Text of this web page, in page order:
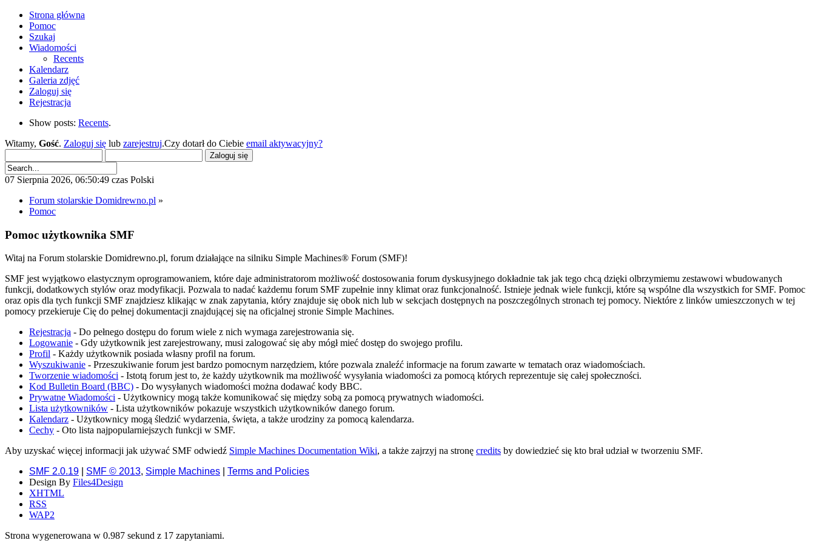
Strona główna
Pomoc
Szukaj
Wiadomości
Recents
Kalendarz
Galeria zdjęć
Zaloguj się
Rejestracja
Show posts: Recents.
Witamy, Gość. Zaloguj się lub zarejestruj.Czy dotarł do Ciebie email aktywacyjny?
07 Sierpnia 2026, 06:50:49 czas Polski
Forum stolarskie Domidrewno.pl »
Pomoc
Pomoc użytkownika SMF
Witaj na Forum stolarskie Domidrewno.pl, forum działające na silniku Simple Machines® Forum (SMF)!
SMF jest wyjątkowo elastycznym oprogramowaniem, które daje administratorom możliwość dostosowania forum dyskusyjnego dokładnie tak jak tego chcą dzięki olbrzymiemu zestawowi wbudowanych
funkcji, dodatkowych stylów oraz modyfikacji. Pozwala to nadać każdemu forum SMF zupełnie inny klimat oraz funkcjonalność. Istnieje jednak wiele funkcji, które są wspólne dla wszystkich for SMF. Pomoc
oraz opis dla tych funkcji SMF znajdziesz klikając w znak zapytania, który znajduje się obok nich lub w sekcjach dostępnych na poszczególnych stronach tej pomocy. Niektóre z linków umieszczonych w tej
pomocy przekieruje Cię do pełnej dokumentacji znajdującej się na oficjalnej stronie Simple Machines.
Rejestracja - Do pełnego dostępu do forum wiele z nich wymaga zarejestrowania się.
Logowanie - Gdy użytkownik jest zarejestrowany, musi zalogować się aby mógł mieć dostęp do swojego profilu.
Profil - Każdy użytkownik posiada własny profil na forum.
Wyszukiwanie - Przeszukiwanie forum jest bardzo pomocnym narzędziem, które pozwala znaleźć informacje na forum zawarte w tematach oraz wiadomościach.
Tworzenie wiadomości - Istotą forum jest to, że każdy użytkownik ma możliwość wysyłania wiadomości za pomocą których reprezentuje się całej społeczności.
Kod Bulletin Board (BBC) - Do wysyłanych wiadomości można dodawać kody BBC.
Prywatne Wiadomości - Użytkownicy mogą także komunikować się między sobą za pomocą prywatnych wiadomości.
Lista użytkowników - Lista użytkowników pokazuje wszystkich użytkowników danego forum.
Kalendarz - Użytkownicy mogą śledzić wydarzenia, święta, a także urodziny za pomocą kalendarza.
Cechy - Oto lista najpopularniejszych funkcji w SMF.
Aby uzyskać więcej informacji jak używać SMF odwiedź Simple Machines Documentation Wiki, a także zajrzyj na stronę credits by dowiedzieć się kto brał udział w tworzeniu SMF.
SMF 2.0.19
SMF © 2013, Simple Machines
Terms and Policies
Design By Files4Design
XHTML
RSS
WAP2
Strona wygenerowana w 0.987 sekund z 17 zapytaniami.